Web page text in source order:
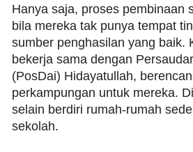
Hanya saja, proses pembinaan
bila mereka tak punya tempat
sumber penghasilan yang baik.
bekerja sama dengan
(PosDai) Hidayatullah,
perkampungan untuk mereka.
selain berdiri rumah-rumah
sekolah.